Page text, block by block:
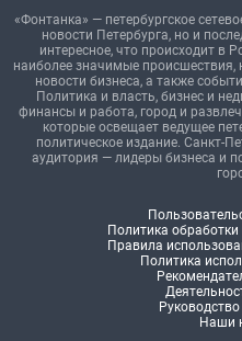
«Фонтанка» — петербургское
новости Петербурга, но и
интересное, что происходит в
наиболее значимые происшествия,
новости бизнеса, а также
Политика и власть, бизнес и
финансы и работа, город и
которые освещает ведущее
политическое издание. Санкт-
аудитория — лидеры бизнеса и
Политика
Правила
Политика
Наши